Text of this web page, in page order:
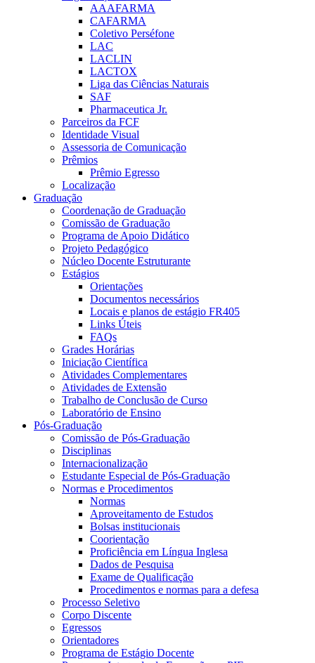
AAAFARMA
CAFARMA
Coletivo Perséfone
LAC
LACLIN
LACTOX
Liga das Ciências Naturais
SAF
Pharmaceutica Jr.
Parceiros da FCF
Identidade Visual
Assessoria de Comunicação
Prêmios
Prêmio Egresso
Localização
Graduação
Coordenação de Graduação
Comissão de Graduação
Programa de Apoio Didático
Projeto Pedagógico
Núcleo Docente Estruturante
Estágios
Orientações
Documentos necessários
Locais e planos de estágio FR405
Links Úteis
FAQs
Grades Horárias
Iniciação Científica
Atividades Complementares
Atividades de Extensão
Trabalho de Conclusão de Curso
Laboratório de Ensino
Pós-Graduação
Comissão de Pós-Graduação
Disciplinas
Internacionalização
Estudante Especial de Pós-Graduação
Normas e Procedimentos
Normas
Aproveitamento de Estudos
Bolsas institucionais
Coorientação
Proficiência em Língua Inglesa
Dados de Pesquisa
Exame de Qualificação
Procedimentos e normas para a defesa
Processo Seletivo
Corpo Discente
Egressos
Orientadores
Programa de Estágio Docente